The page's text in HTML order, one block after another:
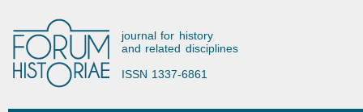
Forum Historiae
journal for history
and related disciplines
ISSN 1337-6861